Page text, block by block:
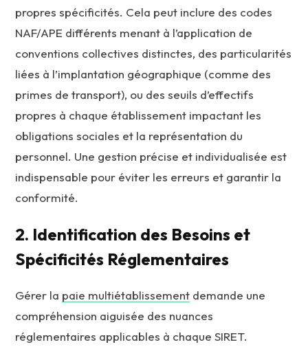
propres spécificités. Cela peut inclure des codes
NAF/APE différents menant à l’application de
conventions collectives distinctes, des particularités
liées à l’implantation géographique (comme des
primes de transport), ou des seuils d’effectifs
propres à chaque établissement impactant les
obligations sociales et la représentation du
personnel. Une gestion précise et individualisée est
indispensable pour éviter les erreurs et garantir la
conformité.
2. Identification des Besoins et
Spécificités Réglementaires
Gérer la paie multiétablissement demande une
compréhension aiguisée des nuances
réglementaires applicables à chaque SIRET.